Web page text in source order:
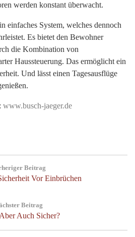
werden konstant überwacht.
einfaches System, welches dennoch
Es bietet den Bewohner
die Kombination von
Haussteuerung. Das ermöglicht ein
Und lässt einen Tagesausflüge
www.busch-jaeger.de
Beitrag
Vor Einbrüchen
Beitrag
Auch Sicher?